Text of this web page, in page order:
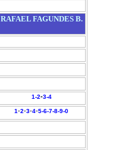
RAFAEL FAGUNDES B.
1-2-3-4
1-2-3-4-5-6-7-8-9-0